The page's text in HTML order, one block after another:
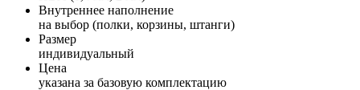
Внутреннее наполнение
на выбор (полки, корзины, штанги)
Размер
индивидуальный
Цена
указана за базовую комплектацию